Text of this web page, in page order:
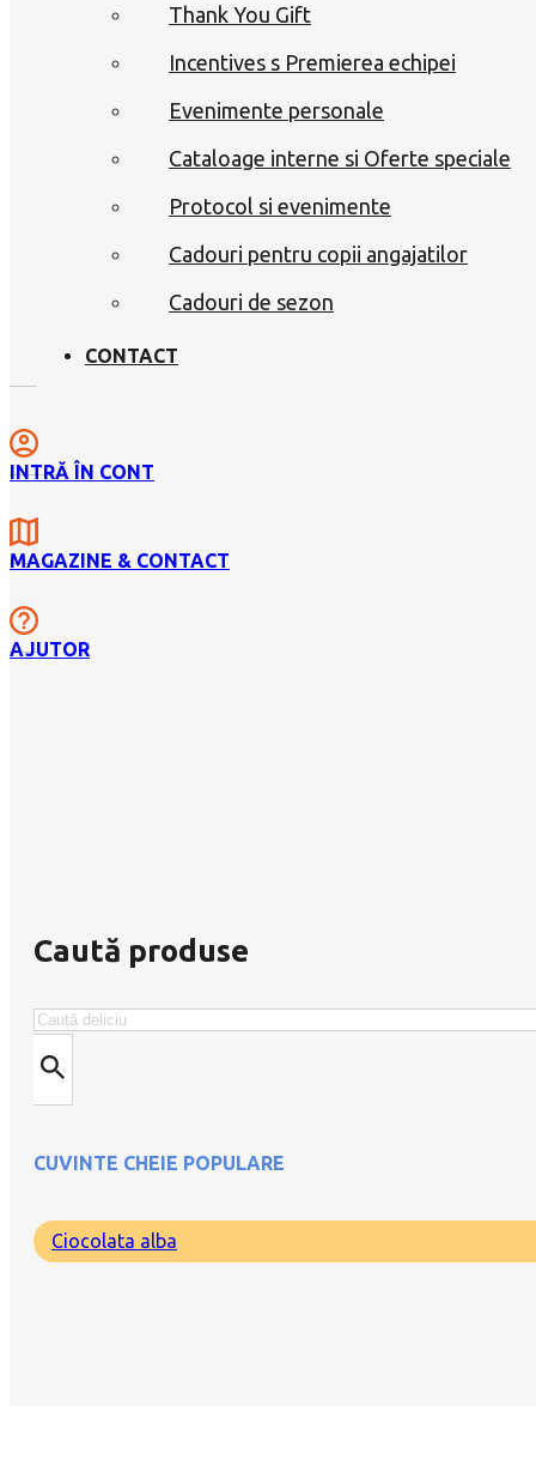
Thank You Gift
Incentives s Premierea echipei
Evenimente personale
Cataloage interne si Oferte speciale
Protocol si evenimente
Cadouri pentru copii angajatilor
Cadouri de sezon
CONTACT
INTRĂ ÎN CONT
MAGAZINE & CONTACT
AJUTOR
Caută produse
Caută
CUVINTE CHEIE POPULARE
Ciocolata alba